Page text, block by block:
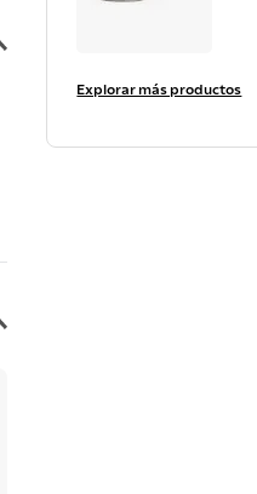
Explorar más productos